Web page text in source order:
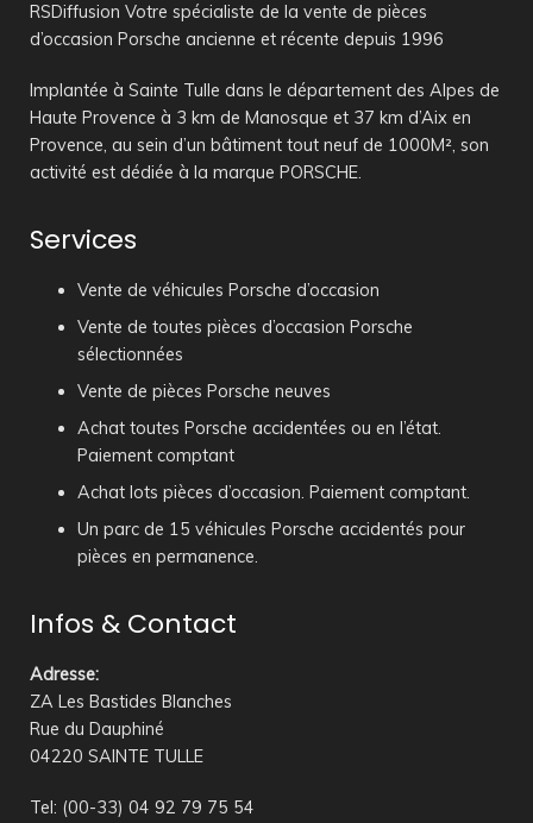
RSDiffusion Votre spécialiste de la vente de pièces
d’occasion Porsche ancienne et récente depuis 1996
Implantée à Sainte Tulle dans le département des Alpes de
Haute Provence à 3 km de Manosque et 37 km d’Aix en
Provence, au sein d’un bâtiment tout neuf de 1000M², son
activité est dédiée à la marque PORSCHE.
Services
Vente de véhicules Porsche d’occasion
Vente de toutes pièces d’occasion Porsche
sélectionnées
Vente de pièces Porsche neuves
Achat toutes Porsche accidentées ou en l’état.
Paiement comptant
Achat lots pièces d’occasion. Paiement comptant.
Un parc de 15 véhicules Porsche accidentés pour
pièces en permanence.
Infos & Contact
Adresse:
ZA Les Bastides Blanches
Rue du Dauphiné
04220 SAINTE TULLE
Tel: (00-33) 04 92 79 75 54